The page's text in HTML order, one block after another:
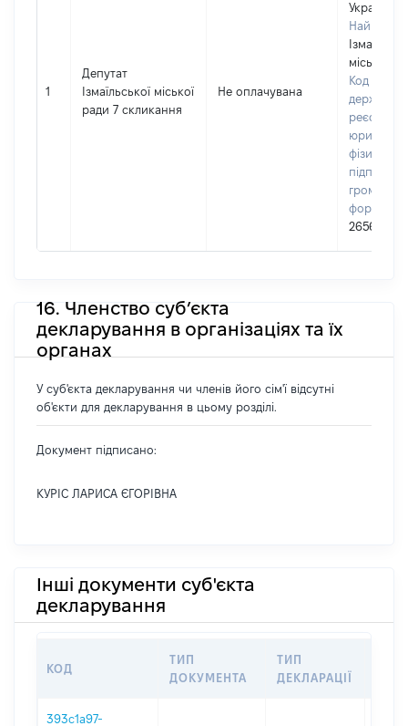
1
Депутат
Ізмаїльської міської
ради 7 скликання
Не оплачувана
Україні
міська
Код в
реєстрі
фізичних
26569223
16. Членство суб’єкта
декларування в організаціях та їх
органах
У суб'єкта декларування чи членів його сім'ї відсутні
об'єкти для декларування в цьому розділі.
Документ підписано:
КУРІС ЛАРИСА ЄГОРІВНА
Інші документи суб'єкта
декларування
КОД
ТИП
ДОКУМЕНТА
ТИП
ДЕКЛАРАЦІЇ
393c1a97-